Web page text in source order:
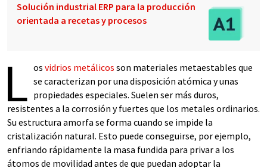
Solución industrial ERP para la producción
orientada a recetas y procesos
L os vidrios metálicos son materiales metaestables que
se caracterizan por una disposición atómica y unas
propiedades especiales. Suelen ser más duros,
resistentes a la corrosión y fuertes que los metales ordinarios.
Su estructura amorfa se forma cuando se impide la
cristalización natural. Esto puede conseguirse, por ejemplo,
enfriando rápidamente la masa fundida para privar a los
átomos de movilidad antes de que puedan adoptar la